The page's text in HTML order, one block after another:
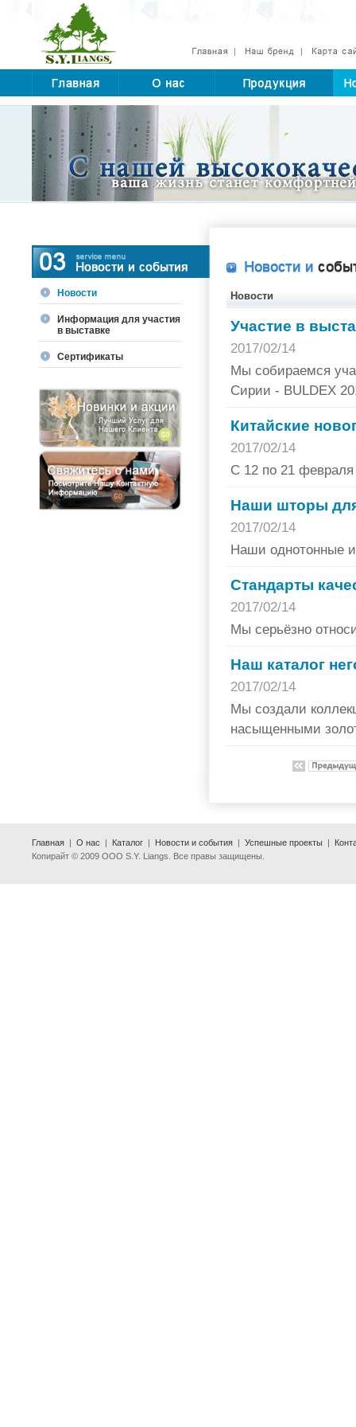
Новости
Информация для участия
в выставке
Сертификаты
Новости
Участие в
2017/02/14
Мы собираемся
Сирии - BULDEX
Китайские
2017/02/14
С 12 по 21
Наши шторы
2017/02/14
Наши однотонные
Стандарты
2017/02/14
Мы серьёзно
Наш каталог
2017/02/14
Мы создали
насыщенными
Главная | О нас | Каталог | Новости и события | Успешные проекты |
Копирайт © 2009 ООО S.Y. Liangs. Все правы защищены.